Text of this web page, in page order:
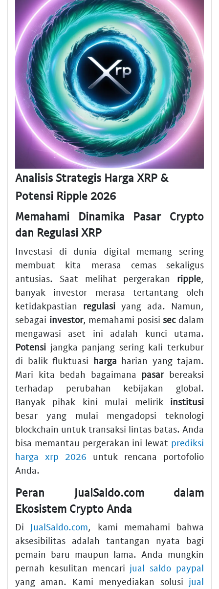
Analisis Strategis Harga XRP &
Potensi Ripple 2026
Memahami Dinamika Pasar Crypto
dan Regulasi XRP
Investasi di dunia digital memang sering
membuat kita merasa cemas sekaligus
antusias. Saat melihat pergerakan ripple,
banyak investor merasa tertantang oleh
ketidakpastian regulasi yang ada. Namun,
sebagai investor, memahami posisisecdalam
mengawasi aset ini adalah kunci utama.
Potensi jangka panjang sering kali terkubur
di balik fluktuasi harga harian yang tajam.
Mari kita bedah bagaimana pasarbereaksi
terhadap perubahan kebijakan global.
Banyak pihak kini mulai melirik institusi
besar yang mulai mengadopsi teknologi
blockchain untuk transaksi lintas batas. Anda
bisa memantau pergerakan ini lewat prediksi
harga xrp 2026 untuk rencana portofolio
Anda.
Peran JualSaldo.com dalam
Ekosistem Crypto Anda
Di JualSaldo.com, kami memahami bahwa
aksesibilitas adalah tantangan nyata bagi
pemain baru maupun lama. Anda mungkin
pernah kesulitan mencari jual saldo paypal
yang aman. Kami menyediakan solusi jual